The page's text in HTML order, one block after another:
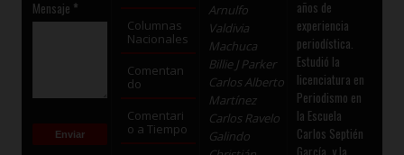
Mensaje *
Columnas
Nacionales
Comentan
do
Comentari
o a Tiempo
Arnulfo
Valdivia
Machuca
Billie J Parker
Carlos Alberto
Martínez
Carlos Ravelo
Galindo
años de
experiencia
periodística.
Estudió la
licenciatura en
Periodismo en
la Escuela
Carlos Septién
García, y la